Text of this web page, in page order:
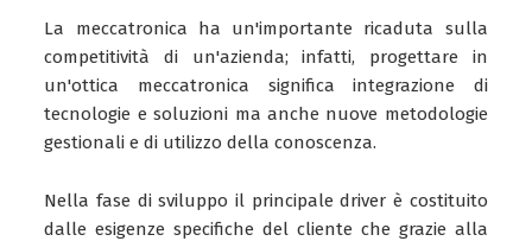
La meccatronica ha un'importante ricaduta sulla
competitività di un'azienda; infatti, progettare in
un'ottica meccatronica significa integrazione di
tecnologie e soluzioni ma anche nuove metodologie
gestionali e di utilizzo della conoscenza.
Nella fase di sviluppo il principale driver è costituito
dalle esigenze specifiche del cliente che grazie alla